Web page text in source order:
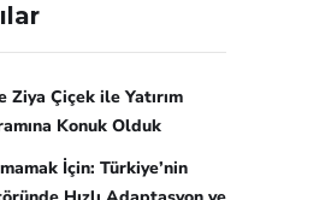
Ziya Çiçek ile Yatırım
Konuk Olduk
İçin: Türkiye’nin